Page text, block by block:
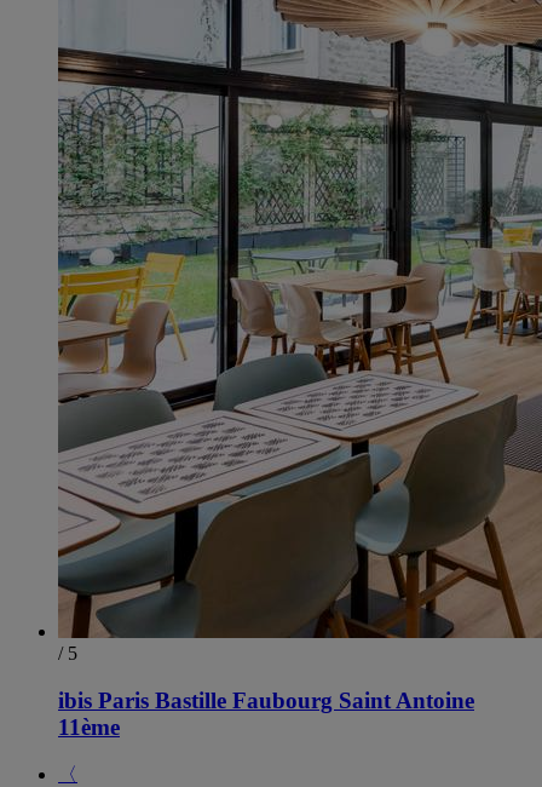
/ 5
ibis Paris Bastille Faubourg Saint Antoine
11ème
〈